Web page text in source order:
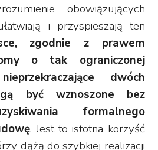
obowiązujących
i przyspieszają ten
zgodnie z prawem
o tak ograniczonej
dwóch
być wznoszone bez
formalnego
. Jest to istotna korzyść
dążą do szybkiej realizacji